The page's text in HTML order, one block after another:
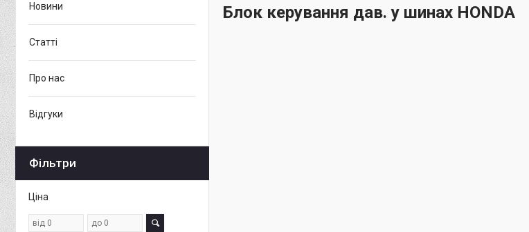
Блок керування дав. у шинах HONDA
Новини
Статті
Про нас
Відгуки
Фільтри
Ціна